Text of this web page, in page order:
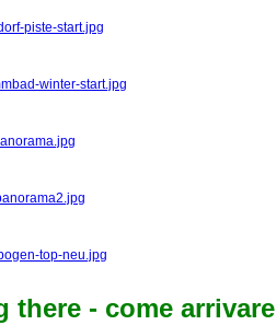
piste-start.jpg
winter-start.jpg
top-neu.jpg
there - come arrivare